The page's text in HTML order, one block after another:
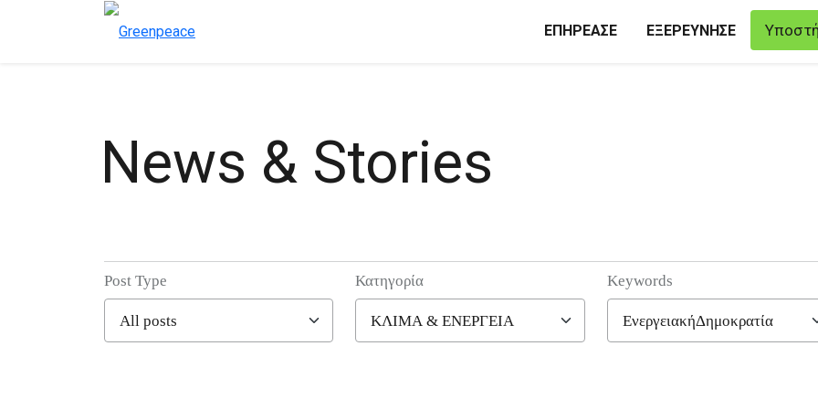
ΕΠΗΡΕΑΣΕ ΕΞΕΡΕΥΝΗΣΕ
News & Stories
Filter posts
Post Type Κατηγορία Keywords